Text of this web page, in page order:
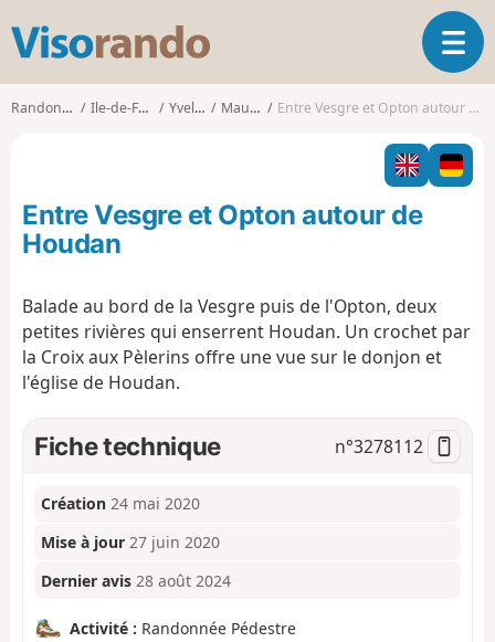
s
o
o
O
u
i
r
l
g
o
Randonnées Ile-de-France Yvelines Maulette Entre Vesgre et Opton autour de Houdan
Entre Vesgre et Opton autour de
Houdan
Balade au bord de la Vesgre puis de l'Opton, deux
petites rivières qui enserrent Houdan. Un crochet par
la Croix aux Pèlerins offre une vue sur le donjon et
l'église de Houdan.
Fiche technique n°3278112
Création 24 mai 2020
Mise à jour 27 juin 2020
Dernier avis 28 août 2024
Activité : Randonnée Pédestre